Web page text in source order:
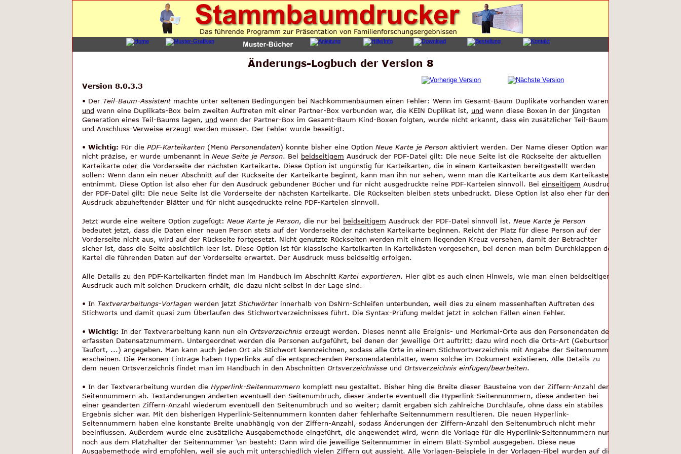
Änderungs-Logbuch der Version 8
Version 8.0.3.3
• Der Teil-Baum-Assistent machte unter seltenen Bedingungen bei Nachkommenbäumen einen Fehler: Wenn im Gesamt-Baum Duplikate vorhanden waren
und wenn eine Duplikats-Box beim zweiten Auftreten mit einer Partner-Box verbunden war, die KEIN Duplikat ist, und wenn diese Boxen in der jüngsten
Generation eines Teil-Baums lagen, und wenn der Partner-Box im Gesamt-Baum Kind-Boxen folgten, wurde nicht erkannt, dass ein zusätzlicher Teil-Baum
und Anschluss-Verweise erzeugt werden müssen. Der Fehler wurde beseitigt.
• Wichtig: Für die PDF-Karteikarten (Menü Personendaten) konnte bisher eine Option Neue Karte je Person aktiviert werden. Der Name dieser Option war
nicht präzise, er wurde umbenannt in Neue Seite je Person. Bei beidseitigem Ausdruck der PDF-Datei gilt: Die neue Seite ist die Rückseite der aktuellen
Karteikarte oder die Vorderseite der nächsten Karteikarte. Diese Option ist ungünstig für Karteikarten, die in einem Karteikasten bereitgestellt werden
sollen: Wenn dann ein neuer Abschnitt auf der Rückseite der Karteikarte beginnt, kann man ihn nur sehen, wenn man die Karteikarte aus dem Karteikasten
entnimmt. Diese Option ist also eher für den Ausdruck gebundener Bücher und für nicht ausgedruckte reine PDF-Karteien sinnvoll. Bei einseitigem Ausdruck
der PDF-Datei gilt: Die neue Seite ist die Vorderseite der nächsten Karteikarte. Die Rückseiten bleiben stets unbedruckt. Diese Option ist also eher für den
Ausdruck abzuheftender Blätter und für nicht ausgedruckte reine PDF-Karteien sinnvoll.
Jetzt wurde eine weitere Option zugefügt: Neue Karte je Person, die nur bei beidseitigem Ausdruck der PDF-Datei sinnvoll ist. Neue Karte je Person
bedeutet jetzt, dass die Daten einer neuen Person stets auf der Vorderseite der nächsten Karteikarte beginnen. Reicht der Platz für diese Person auf der
Vorderseite nicht aus, wird auf der Rückseite fortgesetzt. Nicht genutzte Rückseiten werden mit einem liegenden Kreuz versehen, damit der Betrachter
sicher ist, dass die Seite absichtlich leer ist. Diese Option ist für klassische Karteikarten in Karteikästen vorgesehen, bei denen man beim Durchklappen der
Kartei die führenden Daten auf der Vorderseite erwartet. Der Ausdruck muss beidseitig erfolgen.
Alle Details zu den PDF-Karteikarten findet man im Handbuch im Abschnitt Kartei exportieren. Hier gibt es auch einen Hinweis, wie man einen beidseitigen
Ausdruck auch mit solchen Druckern erhält, die dazu nicht selbst in der Lage sind.
• In Textverarbeitungs-Vorlagen werden jetzt Stichwörter innerhalb von DsNrn-Schleifen unterbunden, weil dies zu einem massenhaften Auftreten des
Stichworts und damit quasi zum Überlaufen des Stichwortverzeichnisses führt. Die Syntax-Prüfung meldet jetzt in solchen Fällen einen Fehler.
• Wichtig: In der Textverarbeitung kann nun ein Ortsverzeichnis erzeugt werden. Dieses nennt alle Ereignis- und Merkmal-Orte aus den Personendaten der
erfassten Datensatznummern. Untergeordnet werden die Personen aufgeführt, bei denen der jeweilige Ort auftritt; dazu wird noch die Orts-Art (Geburtsort,
Taufort, ...) angegeben. Man kann auch jeden Ort als Stichwort kennzeichnen, sodass alle Orte in einem Stichwortverzeichnis mit Angabe der Seitennummer
erscheinen. Die Personen-Einträge haben Hyperlinks auf die entsprechenden Personendatenblätter, wenn solche im Dokument existieren. Alle Details zu
dem neuen Ortsverzeichnis findet man im Handbuch in den Abschnitten Ortsverzeichnisse und Ortsverzeichnis einfügen/bearbeiten.
• In der Textverarbeitung wurden die Hyperlink-Seitennummern komplett neu gestaltet. Bisher hing die Breite dieser Bausteine von der Ziffern-Anzahl der
Seitennummern ab. Textänderungen änderten eventuell den Seitenumbruch, dieser änderte eventuell die Hyperlink-Seitennummern, diese änderten bei
einer geänderten Ziffern-Anzahl wiederum eventuell den Seitenumbruch und so weiter; damit ergaben sich zahlreiche Durchläufe, ohne dass ein stabiles
Ergebnis sicher war. Mit den bisherigen Hyperlink-Seitennummern konnten daher fehlerhafte Seitennummern resultieren. Die neuen Hyperlink-
Seitennummern haben eine konstante Breite unabhängig von der Ziffern-Anzahl, sodass Änderungen der Ziffern-Anzahl den Seitenumbruch nicht mehr
beeinflussen. Außerdem wurde eine zusätzliche Ausgabemethode eingeführt, die angewendet wird, wenn die Vorlage für die Hyperlink-Seitennummern nur
noch aus dem Platzhalter der Seitennummer \sn besteht: Dann wird die jeweilige Seitennummer in einem Blatt-Symbol ausgegeben. Diese neue
Ausgabemethode wird empfohlen, weil sie auch mit unterschiedlich vielen Ziffern gut aussieht. Alle Vorlagen-Beispiele in der Vorlagen-Fibel wurden auf die